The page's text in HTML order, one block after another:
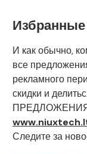
И как обычно,
все
рекламного
скидки и
Следите за